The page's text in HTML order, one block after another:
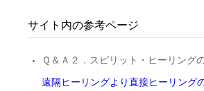
サイト内の参考ページ
Ｑ＆Ａ２．スピリット・ヒーリング
遠隔ヒーリングより直接ヒーリング